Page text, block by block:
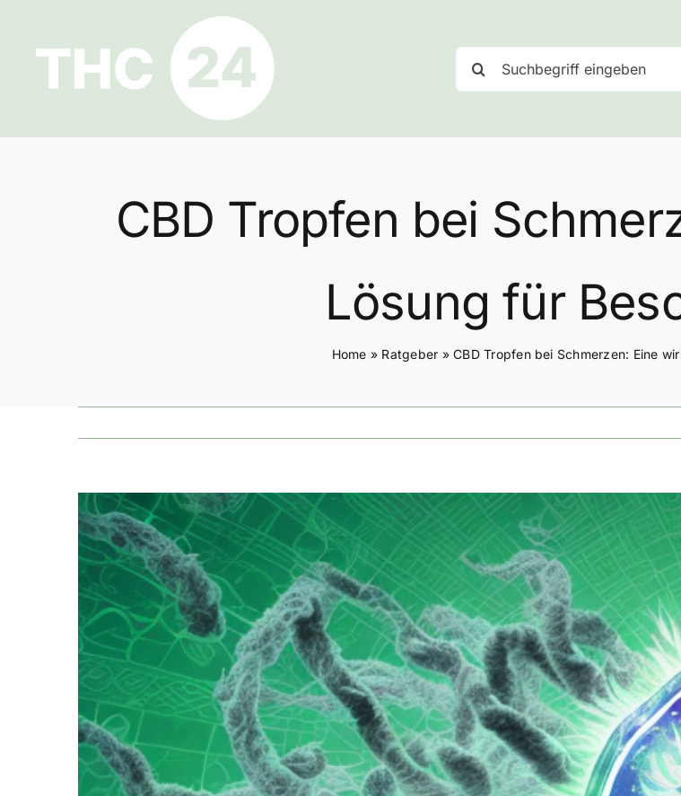
springen
nach:
CBD Tropfen bei
Lösung für
Home » Ratgeber »CBD Tropfen bei Schmerzen: Eine
Zeige
grösseres
Bild